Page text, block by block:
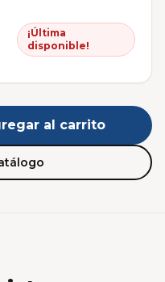
¡Última
disponible!
al carrito